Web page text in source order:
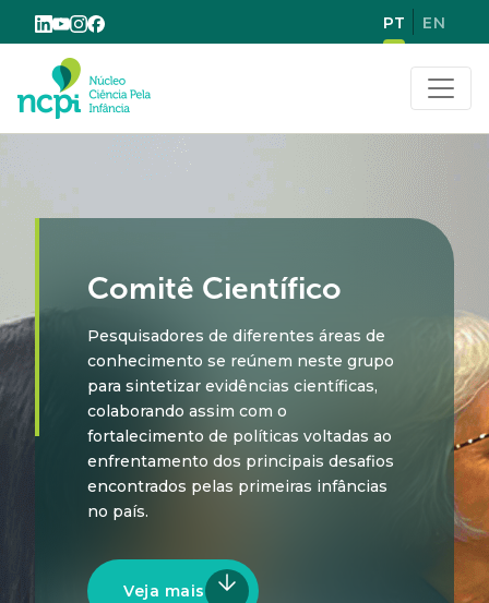
PT EN
Comitê Científico
Pesquisadores de diferentes áreas de
conhecimento se reúnem neste grupo
para sintetizar evidências científicas,
colaborando assim com o
fortalecimento de políticas voltadas ao
enfrentamento dos principais desafios
encontrados pelas primeiras infâncias
no país.
Veja mais